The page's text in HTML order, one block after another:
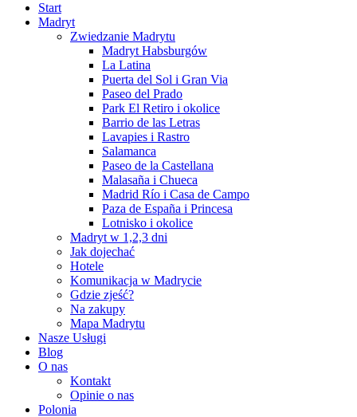
Start
Madryt
Zwiedzanie Madrytu
Madryt Habsburgów
La Latina
Puerta del Sol i Gran Via
Paseo del Prado
Park El Retiro i okolice
Barrio de las Letras
Lavapies i Rastro
Salamanca
Paseo de la Castellana
Malasaña i Chueca
Madrid Río i Casa de Campo
Paza de España i Princesa
Lotnisko i okolice
Madryt w 1,2,3 dni
Jak dojechać
Hotele
Komunikacja w Madrycie
Gdzie zjeść?
Na zakupy
Mapa Madrytu
Nasze Usługi
Blog
O nas
Kontakt
Opinie o nas
Polonia